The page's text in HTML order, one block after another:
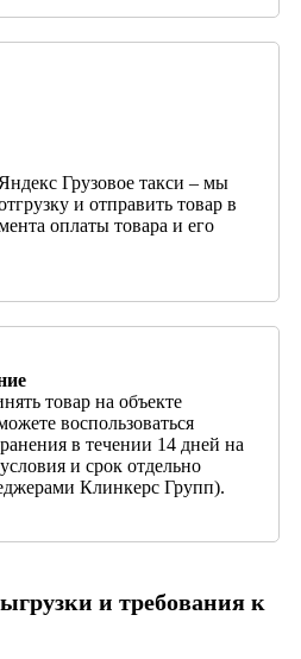
Грузовое такси – мы
и отправить товар в
оплаты товара и его
товар на объекте
воспользоваться
в течении 14 дней на
и срок отдельно
Клинкерс Групп).
и требования к